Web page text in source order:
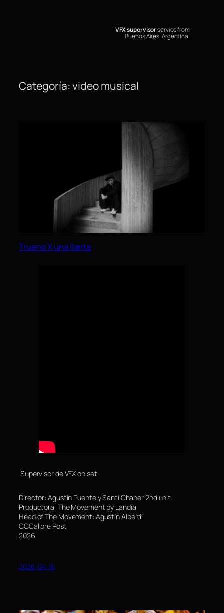
VFX supervisorservice from
Buenos Aires, Argentina.
Categoría:video musical
Trueno X una llanta
Supervisor de VFX on set.
Director: Agustín Puente y Santi Chaher 2nd unit.
Productora: The Movement by Landia
Head of The Movement: Agustín Alberdi
CCCalibre Post
2026
2026-04-16